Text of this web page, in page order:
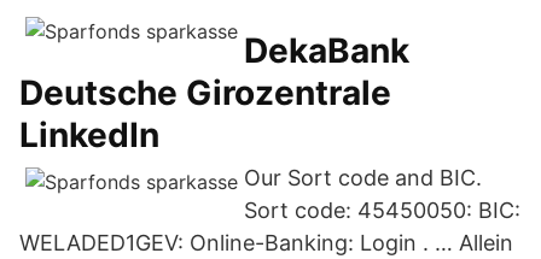
DekaBank
Deutsche Girozentrale
LinkedIn
Our Sort code and BIC.
Sort code: 45450050: BIC:
WELADED1GEV: Online-Banking: Login . … Allein